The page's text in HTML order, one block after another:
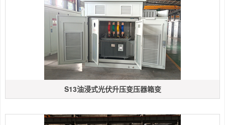
S13油浸式光伏升压变压器箱变